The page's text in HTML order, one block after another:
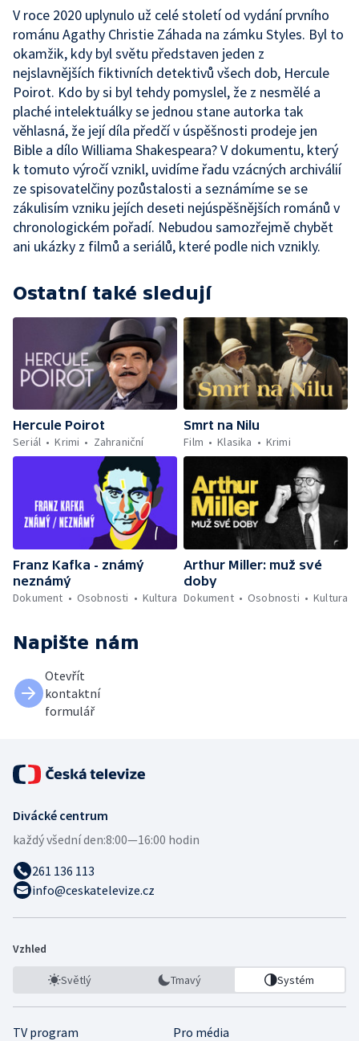
V roce 2020 uplynulo už celé století od vydání prvního
románu Agathy Christie Záhada na zámku Styles. Byl to
okamžik, kdy byl světu představen jeden z
nejslavnějších fiktivních detektivů všech dob, Hercule
Poirot. Kdo by si byl tehdy pomyslel, že z nesmělé a
plaché intelektuálky se jednou stane autorka tak
věhlasná, že její díla předčí v úspěšnosti prodeje jen
Bible a dílo Williama Shakespeara? V dokumentu, který
k tomuto výročí vznikl, uvidíme řadu vzácných archiválií
ze spisovatelčiny pozůstalosti a seznámíme se se
zákulisím vzniku jejích deseti nejúspěšnějších románů v
chronologickém pořadí. Nebudou samozřejmě chybět
ani ukázky z filmů a seriálů, které podle nich vznikly.
Ostatní také sledují
Hercule Poirot
Seriál
Krimi Zahraniční
Smrt na Nilu
Film
Klasika Krimi
Franz Kafka - známý
neznámý
Dokument
Osobnosti Kultura
Arthur Miller: muž své
doby
Dokument
Osobnosti Kultura
Napište nám
Otevřít
kontaktní
formulář
Divácké centrum
každý všední den:8:00—16:00 hodin
261 136 113
info@ceskatelevize.cz
Vzhled
Světlý Tmavý Systém
TV program Pro média